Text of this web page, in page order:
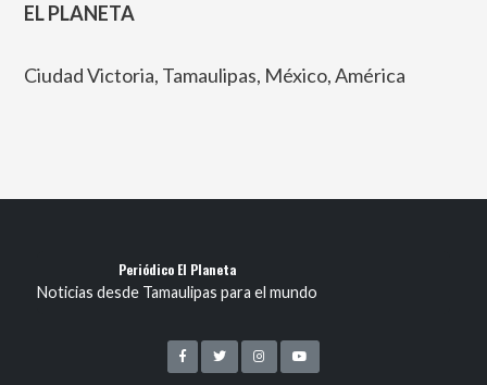
EL PLANETA
Ciudad Victoria, Tamaulipas, México, América
Periódico El Planeta
Noticias desde Tamaulipas para el mundo